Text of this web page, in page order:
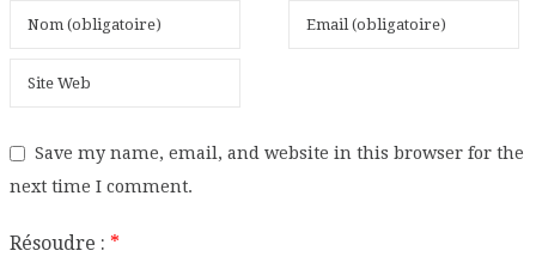
Save my name, email, and website in this browser for the
next time I comment.
Résoudre : *